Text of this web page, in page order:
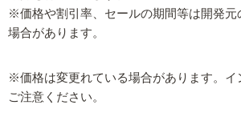
※価格や割引率、セールの期間等は開発元
場合があります。
※価格は変更れている場合があります。イ
ご注意ください。